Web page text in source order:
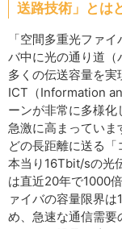
送路技術」とは
「空間多重光ファ
バ中に光の通り道（
多くの伝送容量を
ICT（Information
ーンが非常に多様
急激に高まっていま
どの長距離に送る
本当り16Tbit/sの光
は直近20年で1000
ァイバの容量限界
め、急速な通信需